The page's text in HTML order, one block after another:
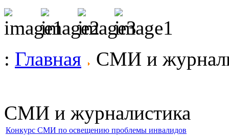
: Главная СМИ и
СМИ и журналистика
Конкурс СМИ по освещению проблемы инвалидов